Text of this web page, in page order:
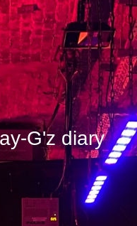
G'z diary